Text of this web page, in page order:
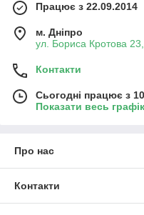
Працює з 22.09.2014
м. Дніпро
ул. Бориса Кротова
Контакти
Сьогодні працює з
Показати весь
Про нас
Контакти